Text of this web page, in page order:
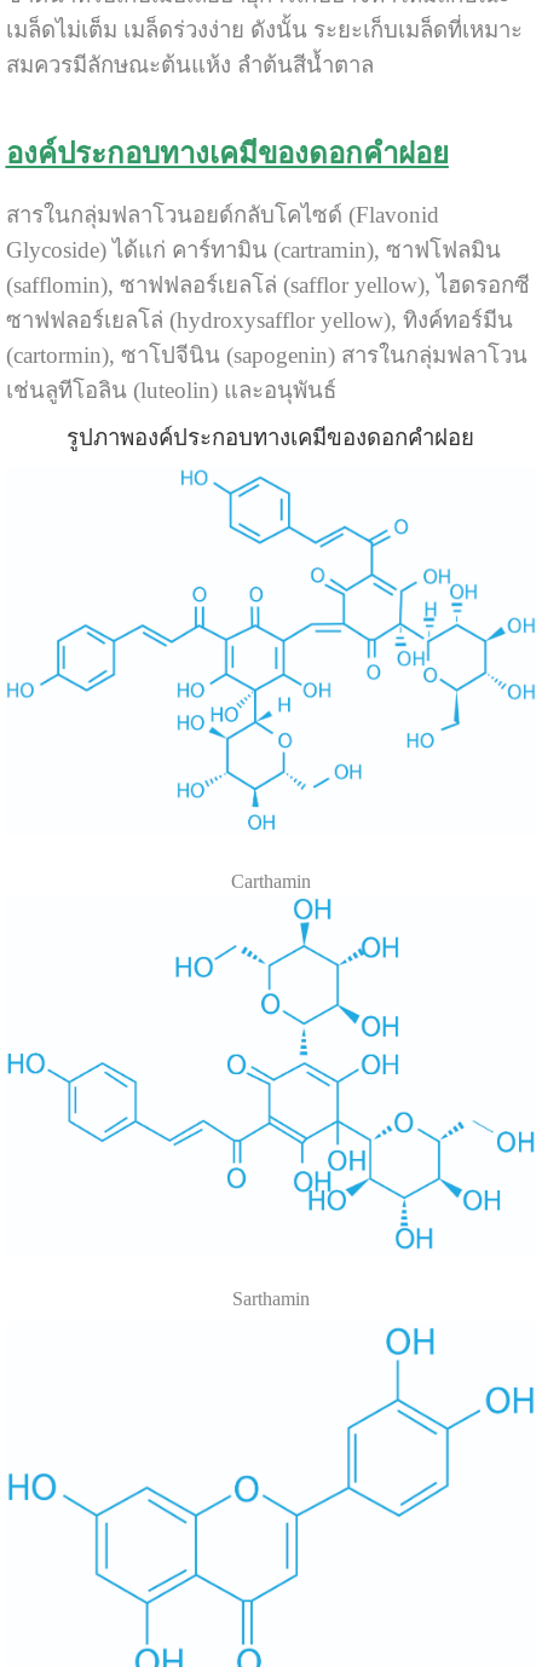
เมล็ดไม่เต็ม เมล็ดร่วงง่าย ดังนั้น ระยะเก็บเมล็ดที่เหมาะ
สมควรมีลักษณะต้นแห้ง ลำต้นสีน้ำตาล
องค์ประกอบทางเคมีของดอกคำฝอย
สารในกลุ่มฟลาโวนอยด์กลับโคไซด์ (Flavonid
Glycoside) ได้แก่ คาร์ทามิน (cartramin), ซาฟโฟลมิน
(safflomin), ซาฟฟลอร์เยลโล่ (safflor yellow), ไฮดรอกซี
ซาฟฟลอร์เยลโล่ (hydroxysafflor yellow), ทิงค์ทอร์มีน
(cartormin), ซาโปจีนิน (sapogenin) สารในกลุ่มฟลาโวน
เช่นลูทีโอลิน (luteolin) และอนุพันธ์
รูปภาพองค์ประกอบทางเคมีของดอกคำฝอย
Carthamin
Sarthamin